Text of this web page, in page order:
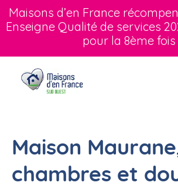
Maisons d’en France
Enseigne Qualité de services
pour la 8ème fois
Maison
chambres et